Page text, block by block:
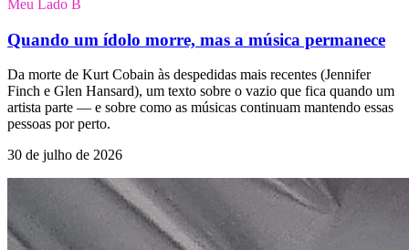
Meu Lado B
Quando um ídolo morre, mas a música permanece
Da morte de Kurt Cobain às despedidas mais recentes (Jennifer
Finch e Glen Hansard), um texto sobre o vazio que fica quando um
artista parte — e sobre como as músicas continuam mantendo essas
pessoas por perto.
30 de julho de 2026